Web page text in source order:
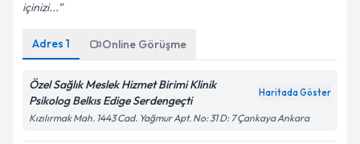
içinizi...
Adres 1 Online Görüşme
Özel Sağlık Meslek Hizmet Birimi Klinik
Psikolog Belkıs Edige Serdengeçti
Haritada Göster
Kızılırmak Mah. 1443 Cad. Yağmur Apt. No: 31 D: 7 Çankaya Ankara